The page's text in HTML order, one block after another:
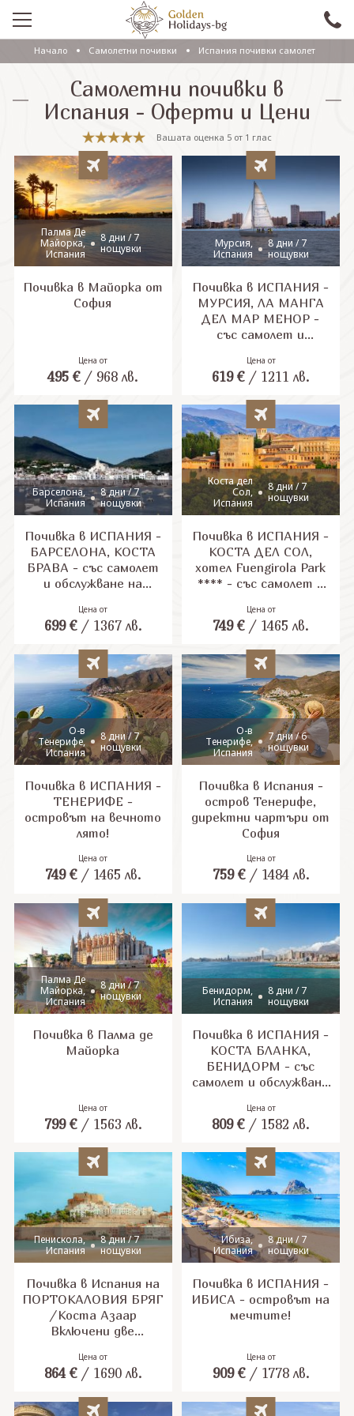
ПРОМО
EКСКУРЗИИ СЪС САМОЛЕТ
ЕКСКУРЗИИ С АВТОБУС
САМОЛЕТНИ ПОЧИВКИ
ПОЧИВКИ С АВТОБУС
ПРАЗНИЦИ
ЕКЗОТИКА
КРУИЗИ
СВЪРЖЕТЕ СЕ С НАС
Начало Самолетни почивки Испания почивки самолет
Самолетни почивки в
Испания - Оферти и Цени
Вашата оценка 5 от 1 глас
Палма Де
Майорка,
Испания
8 дни / 7
нощувки
Почивка в Майорка от
София
Цена от
495 €/ 968 лв.
Мурсия,
Испания
8 дни / 7
нощувки
Почивка в ИСПАНИЯ -
МУРСИЯ, ЛА МАНГА
ДЕЛ МАР МЕНОР -
със самолет и
български език!
Гарантирани места!
Цена от
619 €/ 1211 лв.
Барселона,
Испания
8 дни / 7
нощувки
Почивка в ИСПАНИЯ -
БАРСЕЛОНА, КОСТА
БРАВА - със самолет
и обслужване на
Гарантирани места!
Цена от
699 €/ 1367 лв.
Коста дел
Сол,
Испания
8 дни / 7
нощувки
Почивка в ИСПАНИЯ -
КОСТА ДЕЛ СОЛ,
хотел Fuengirola Park
**** - със самолет и
български език!
Гарантирани места!
Цена от
749 €/ 1465 лв.
О-в
Тенерифе,
Испания
8 дни / 7
нощувки
Почивка в ИСПАНИЯ -
ТЕНЕРИФЕ -
островът на вечното
лято!
Цена от
749 €/ 1465 лв.
О-в
Тенерифе,
Испания
7 дни / 6
нощувки
Почивка в Испания -
остров Тенерифе,
директни чартъри от
София
Цена от
759 €/ 1484 лв.
Палма Де
Майорка,
Испания
8 дни / 7
нощувки
Почивка в Палма де
Майорка
Цена от
799 €/ 1563 лв.
Бенидорм,
Испания
8 дни / 7
нощувки
Почивка в ИСПАНИЯ -
КОСТА БЛАНКА,
БЕНИДОРМ - със
самолет и обслужване
Гарантирани места!
Цена от
809 €/ 1582 лв.
Пенискола,
Испания
8 дни / 7
нощувки
Почивка в Испания на
ПОРТОКАЛОВИЯ БРЯГ
/Коста Азаар
Включени две
Барселона и на града-
крепост Пенискола и
възможност за
посещение на
Цена от
864 €/ 1690 лв.
Ибиза,
Испания
8 дни / 7
нощувки
Почивка в ИСПАНИЯ -
ИБИСА - островът на
мечтите!
Цена от
909 €/ 1778 лв.